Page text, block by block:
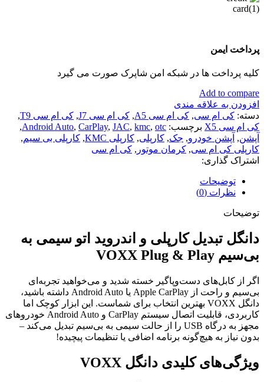
پرداخت ایمن
کلیه پرداخت ها در شبکه امن شاپرک صورت می گیرد
Add to compare
افزودن به علاقه مندی
دسته: کی ام سی, کی ام سی A5 , کی ام سی J7 , کی ام سی T9
,
کی ام سی X5
برچسب: Android Auto, CarPlay, JAC, kmc, otc
,
آپشن, آپشن خودرو, جک, کارپلی, کارپلی KMC , کارپلی بی سیم,
کارپلی کی ام سی, کرمان موتور , کی ام سی
اشتراک گذاری:
توضیحات
نظرات (0)
توضیحات
دانگل تبدیل کارپلی و اندروید اتو سیمی به
بی‌سیم VOXX Plug & Play
اگر از کابل‌های دست‌و‌پاگیر خسته شدید و می‌خواهید تجربه‌ای
بی‌سیم و راحت از Apple CarPlay یا Android Auto داشته باشید،
دانگل VOXX بهترین انتخاب برای شماست. این ابزار کوچک اما
کاربردی، قابلیت اتصال سیستم CarPlay و Android Auto خودروهای
مجهز به درگاه USB را از حالت سیمی به بی‌سیم تبدیل می‌کند –
بدون نیاز به هیچ‌گونه برنامه اضافی یا تنظیمات پیچیده!
ویژگی‌های کلیدی دانگل VOXX